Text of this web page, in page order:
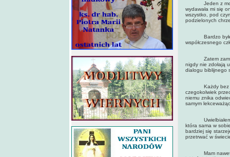
Jeden z moich
wydawała mi się
wszystko, pod
podzielonych
Bardzo byłem
współczesnego
Zatem zamiast
nigdy nie zdołają
dialogu biblijnego
Każdy bez
czegokolwiek
niemu znika
samym
Uwielbiałem
która sama w
bardziej się
przetrwać w
Mam nawet